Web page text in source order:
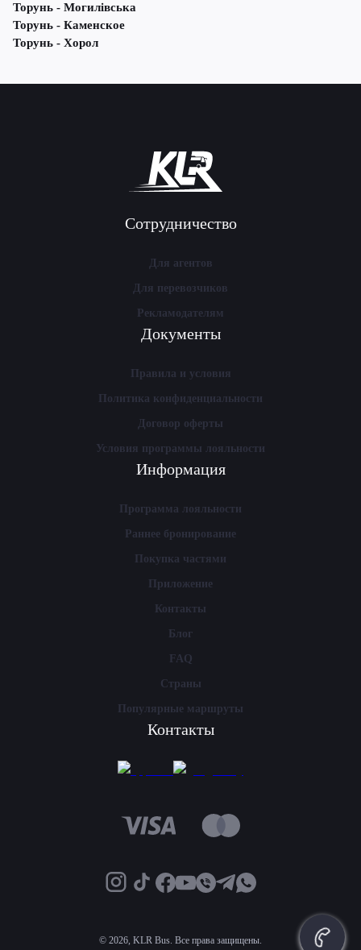
Торунь - Могилівська
Торунь - Каменское
Торунь - Хорол
Сотрудничество
Для агентов
Для перевозчиков
Рекламодателям
Документы
Правила и условия
Политика конфиденциальности
Договор оферты
Условия программы лояльности
Информация
Программа лояльности
Раннее бронирование
Покупка частями
Приложение
Контакты
Блог
FAQ
Страны
Популярные маршруты
Контакты
© 2026, KLR Bus. Все права защищены.